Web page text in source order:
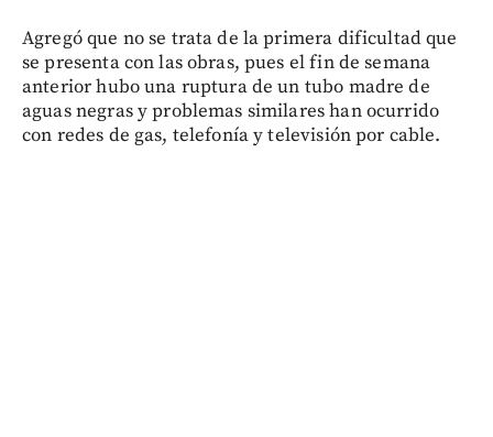
Agregó que no se trata de la primera dificultad que
se presenta con las obras, pues el fin de semana
anterior hubo una ruptura de un tubo madre de
aguas negras y problemas similares han ocurrido
con redes de gas, telefonía y televisión por cable.